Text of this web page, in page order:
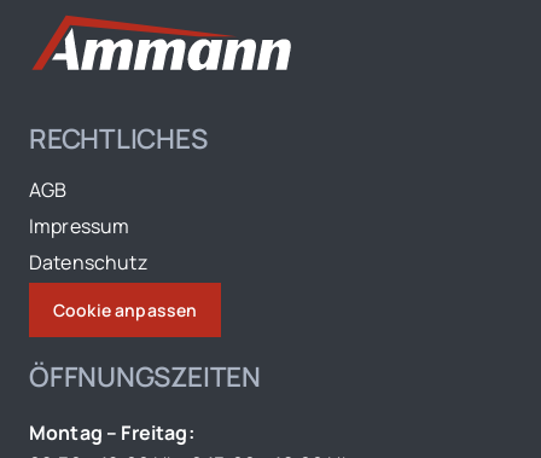
RECHTLICHES
AGB
Impressum
Datenschutz
Cookie anpassen
ÖFFNUNGSZEITEN
Montag – Freitag: